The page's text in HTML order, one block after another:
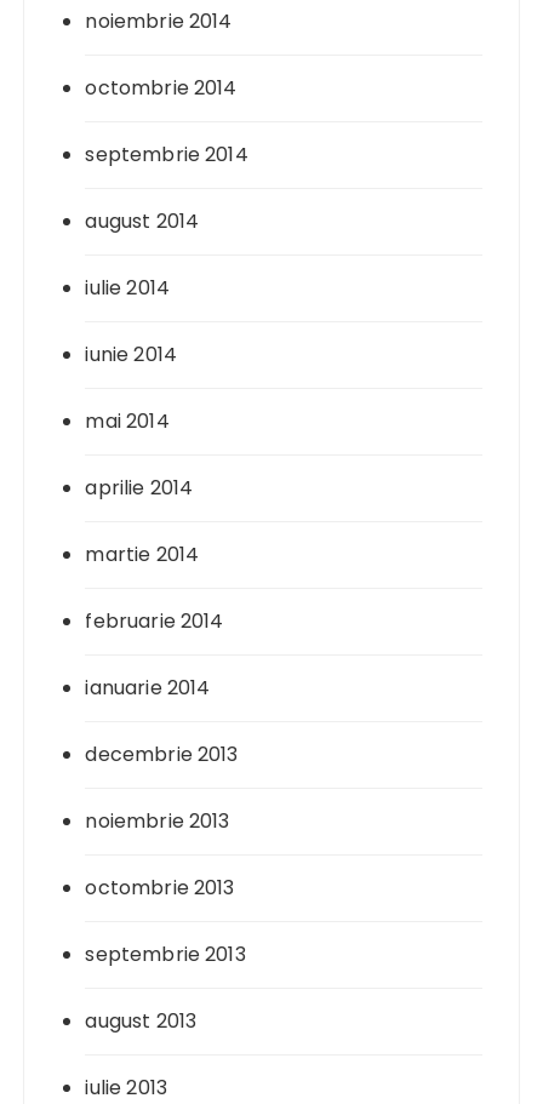
noiembrie 2014
octombrie 2014
septembrie 2014
august 2014
iulie 2014
iunie 2014
mai 2014
aprilie 2014
martie 2014
februarie 2014
ianuarie 2014
decembrie 2013
noiembrie 2013
octombrie 2013
septembrie 2013
august 2013
iulie 2013